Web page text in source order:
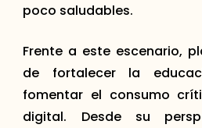
poco saludables.
Frente a este escenario,
de fortalecer la
fomentar el consumo
digital. Desde su